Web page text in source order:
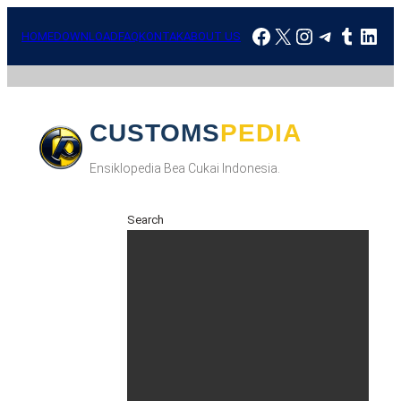
HOMEDOWNLOADFAQKONTAKABOUT US
CUSTOMSPEDIA
Ensiklopedia Bea Cukai Indonesia.
Search